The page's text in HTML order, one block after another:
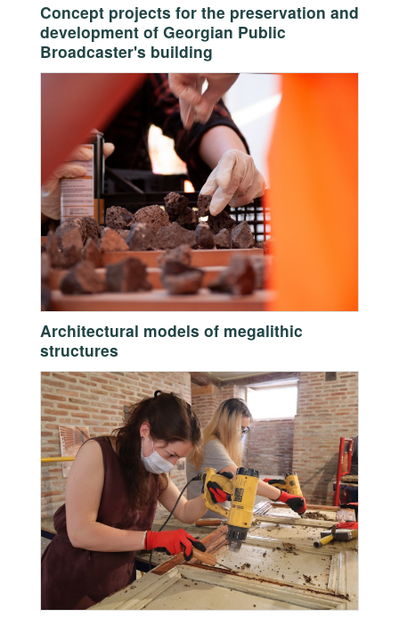
Concept projects for the preservation and
development of Georgian Public
Broadcaster's building
Architectural models of megalithic
structures